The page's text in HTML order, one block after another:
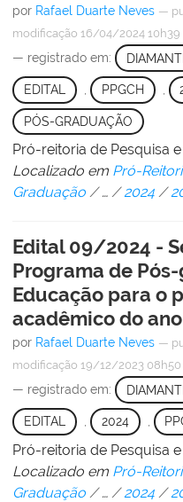
por Rafael Duarte Neves —
modificação 16/04/2024 10h39
— registrado em:
EDITAL , PPGCH ,
PÓS-GRADUAÇÃO
Pró-reitoria de Pesquisa
Localizado em Pró-
Graduação /… /2024 /
Edital 09/2024 -
Programa de
Educação para o
acadêmico do
por Rafael Duarte Neves —
modificação 19/12/2023 08h50
— registrado em:
EDITAL , 2024 ,
Pró-reitoria de Pesquisa
Localizado em Pró-
Graduação /… /2024 /